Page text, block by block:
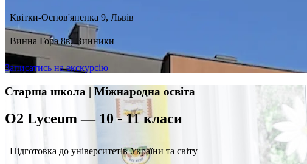
Квітки-Основ'яненка 9, Львів
Винна Гора 8в, Винники
Записатись на екскурсію
Старша школа | Міжнародна освіта
O2 Lyceum — 10 - 11 класи
Підготовка до університетів України та світу